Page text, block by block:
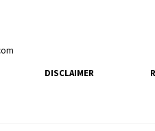
DISCLAIMER